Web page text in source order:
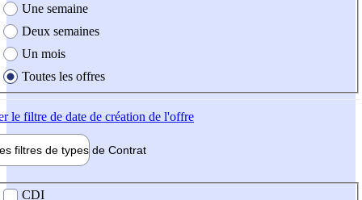
Une semaine
Deux semaines
Un mois
Toutes les offres
le filtre de date de création de l'offre
filtres de types de Contrat
contrat
CDI